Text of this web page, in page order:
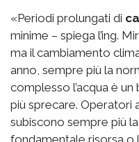
«Periodi prolungati di
minime – spiega l’ing.
ma il cambiamento
anno, sempre più la
complesso l’acqua è
più sprecare. Operatori
subiscono sempre più
fondamentale risorsa o